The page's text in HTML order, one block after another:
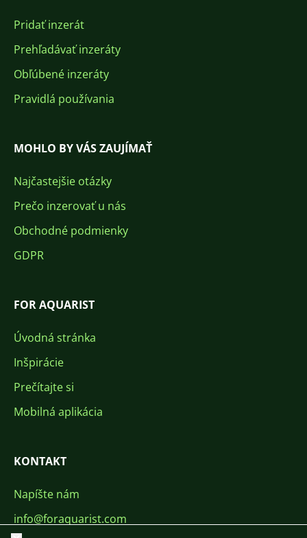
Pridať inzerát
Prehľadávať inzeráty
Obľúbené inzeráty
Pravidlá používania
MOHLO BY VÁS ZAUJÍMAŤ
Najčastejšie otázky
Prečo inzerovať u nás
Obchodné podmienky
GDPR
FOR AQUARIST
Úvodná stránka
Inšpirácie
Prečítajte si
Mobilná aplikácia
KONTAKT
Napíšte nám
info@foraquarist.com